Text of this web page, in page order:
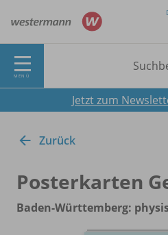
MENÜ
Jetzt zum
Zurück
Posterkarten
Baden-Württemberg: